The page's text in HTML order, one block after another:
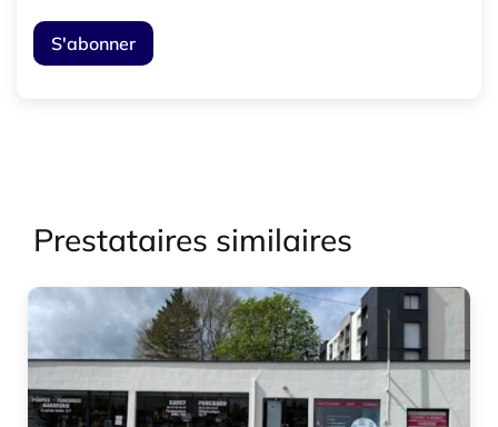
Prestataires similaires